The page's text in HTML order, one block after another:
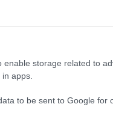
enable storage related to
apps.
to be sent to Google for
beszélni,
ő most segít
búgja a drága a
kérdi. Az micsoda, az
piros (akkor
nézem...valami
mi a típusszáma?
Hosszú szünet... Aztat
is kapcsolja...